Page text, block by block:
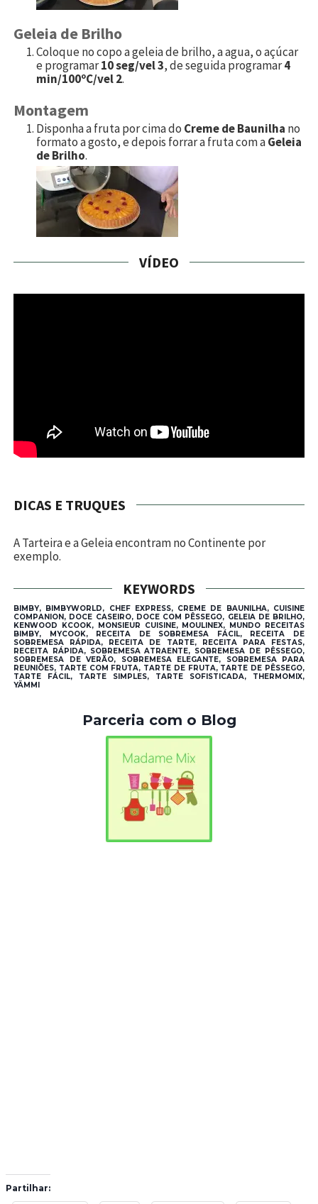
Geleia de Brilho
Coloque no copo a geleia de brilho, a agua, o açúcar
e programar10 seg/vel 3, de seguida programar4
min/100ºC/vel 2.
Montagem
Disponha a fruta por cima do Creme de Baunilha no
formato a gosto, e depois forrar a fruta com aGeleia
de Brilho.
VÍDEO
DICAS E TRUQUES
A Tarteira e a Geleia encontram no Continente por
exemplo.
KEYWORDS
BIMBY, BIMBYWORLD, CHEF EXPRESS, CREME DE BAUNILHA, CUISINE
COMPANION, DOCE CASEIRO, DOCE COM PÊSSEGO, GELEIA DE BRILHO,
KENWOOD KCOOK, MONSIEUR CUISINE, MOULINEX, MUNDO RECEITAS
BIMBY, MYCOOK, RECEITA DE SOBREMESA FÁCIL, RECEITA DE
SOBREMESA RÁPIDA, RECEITA DE TARTE, RECEITA PARA FESTAS,
RECEITA RÁPIDA, SOBREMESA ATRAENTE, SOBREMESA DE PÊSSEGO,
SOBREMESA DE VERÃO, SOBREMESA ELEGANTE, SOBREMESA PARA
REUNIÕES, TARTE COM FRUTA, TARTE DE FRUTA, TARTE DE PÊSSEGO,
TARTE FÁCIL, TARTE SIMPLES, TARTE SOFISTICADA, THERMOMIX,
YÄMMI
Parceria com o Blog
Partilhar: